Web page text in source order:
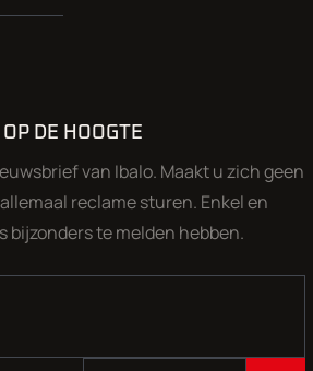
DE HOOGTE
van Ibalo. Maakt u zich geen
reclame sturen. Enkel en
bijzonders te melden hebben.